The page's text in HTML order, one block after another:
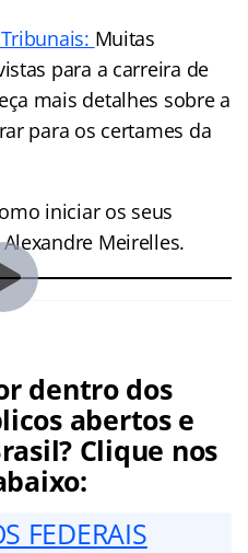
Muitas
para a carreira de
mais detalhes sobre a
para os certames da
iniciar os seus
Meirelles.
dentro dos
abertos e
Clique nos
FEDERAIS